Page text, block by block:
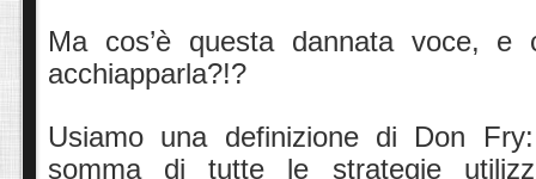
Ma cos’è questa dannata voce, e
acchiapparla?!?
Usiamo una definizione di Don
somma di tutte le strategie